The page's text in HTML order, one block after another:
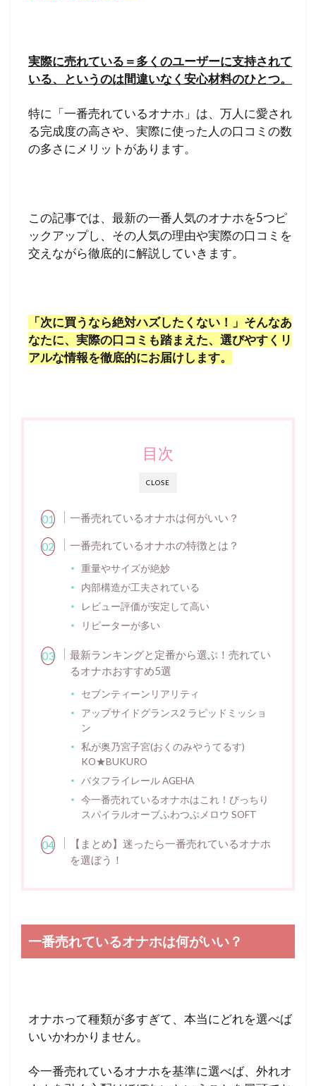
実際に売れている＝多くのユーザーに支持されて
いる、というのは間違いなく安心材料のひとつ。
特に「一番売れているオナホ」は、万人に愛され
る完成度の高さや、実際に使った人の口コミの数
の多さにメリットがあります。
この記事では、最新の一番人気のオナホを5つピ
ックアップし、その人気の理由や実際の口コミを
交えながら徹底的に解説していきます。
「次に買うなら絶対ハズしたくない！」そんなあ
なたに、実際の口コミも踏まえた、選びやすくリ
アルな情報を徹底的にお届けします。
CLOSE
目次
一番売れているオナホは何がいい？
一番売れているオナホの特徴とは？
重量やサイズが絶妙
内部構造が工夫されている
レビュー評価が安定して高い
リピーターが多い
最新ランキングと定番から選ぶ！売れてい
るオナホおすすめ5選
セブンティーンリアリティ
アップサイドグランス2 ラピッドミッショ
ン
私が奥乃宮子宮(おくのみやうてるす)
KO★BUKURO
バタフライレール AGEHA
今一番売れているオナホはこれ！びっちり
スパイラルオーブふわつぶメロウ SOFT
【まとめ】迷ったら一番売れているオナホ
を選ぼう！
一番売れているオナホは何がいい？
オナホって種類が多すぎて、本当にどれを選べば
いいかわかりません。
今一番売れているオナホを基準に選べば、外れオ